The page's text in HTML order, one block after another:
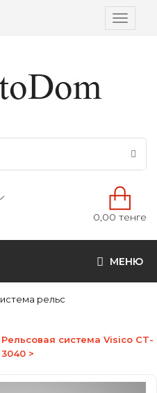
Вкл/
0,00 тенге
МЕНЮ
рельс
Рельсовая система Visico CT-
3040 >